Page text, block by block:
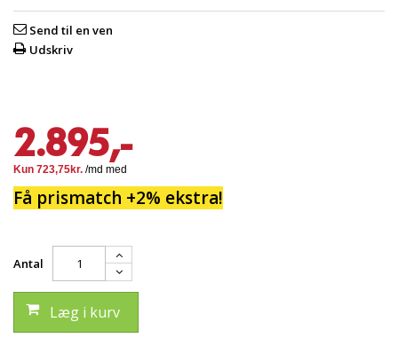
Send til en ven
Udskriv
2.895,-
Få prismatch +2% ekstra!
Antal
Læg i kurv